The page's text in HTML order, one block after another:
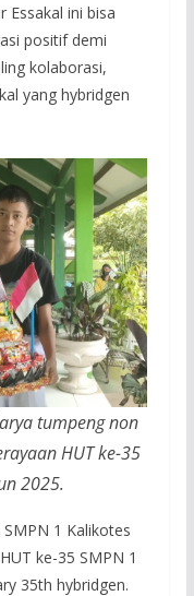
Essakal ini bisa
positif demi
kolaborasi,
yang hybridgen
tumpeng non
HUT ke-35
2025.
1 Kalikotes
ke-35 SMPN 1
35th hybridgen.